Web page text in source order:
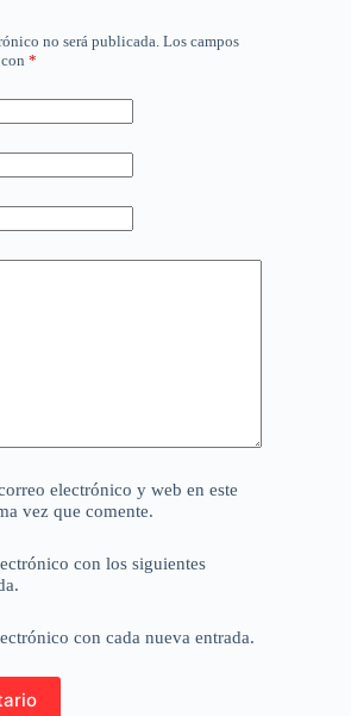
no será publicada. Los campos
*
electrónico y web en este
vez que comente.
con los siguientes
con cada nueva entrada.